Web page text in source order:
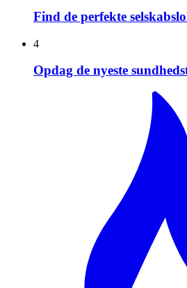
Find de perfekte
4
Opdag de nyeste